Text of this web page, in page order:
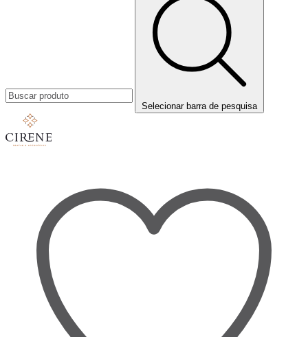
Selecionar barra de pesquisa